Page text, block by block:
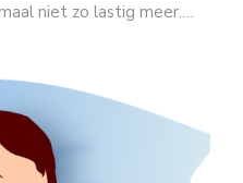
niet zo lastig meer.…